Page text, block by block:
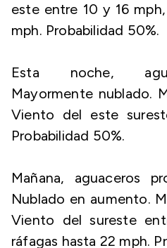
este entre 10 y 16
mph. Probabilidad 50%.
Esta noche,
Mayormente nublado.
Viento del este
Probabilidad 50%.
Mañana, aguaceros
Nublado en aumento.
Viento del sureste
ráfagas hasta 22 mph.